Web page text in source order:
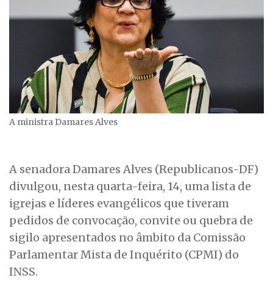
A ministra Damares Alves
A senadora Damares Alves (Republicanos-DF)
divulgou, nesta quarta-feira, 14, uma lista de
igrejas e líderes evangélicos que tiveram
pedidos de convocação, convite ou quebra de
sigilo apresentados no âmbito da Comissão
Parlamentar Mista de Inquérito (CPMI) do
INSS.